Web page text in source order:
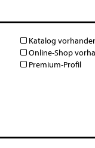
Katalog
Online-Shop
Premium-Profil